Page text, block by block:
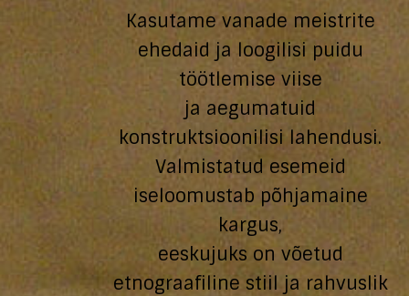
Kasutame vanade meistrite
ehedaid ja loogilisi puidu
töötlemise viise
ja aegumatuid
konstruktsioonilisi lahendusi.
Valmistatud esemeid
iseloomustab põhjamaine
kargus,
eeskujuks on võetud
etnograafiline stiil ja rahvuslik